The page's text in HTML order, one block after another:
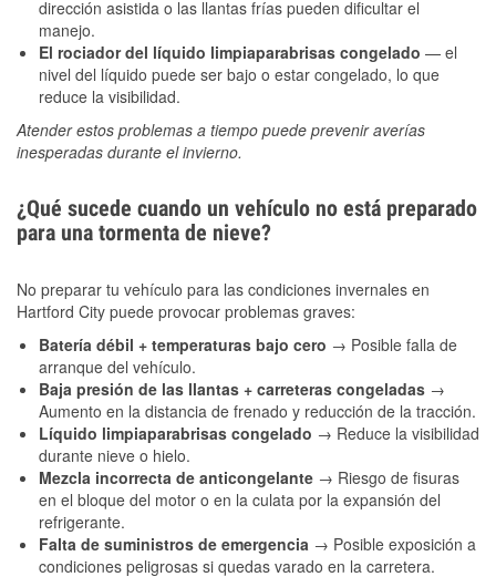
dirección asistida o las llantas frías pueden dificultar el
manejo.
El rociador del líquido limpiaparabrisas congelado — el
nivel del líquido puede ser bajo o estar congelado, lo que
reduce la visibilidad.
Atender estos problemas a tiempo puede prevenir averías
inesperadas durante el invierno.
¿Qué sucede cuando un vehículo no está preparado
para una tormenta de nieve?
No preparar tu vehículo para las condiciones invernales en
Hartford City puede provocar problemas graves:
Batería débil + temperaturas bajo cero → Posible falla de
arranque del vehículo.
Baja presión de las llantas + carreteras congeladas →
Aumento en la distancia de frenado y reducción de la tracción.
Líquido limpiaparabrisas congelado → Reduce la visibilidad
durante nieve o hielo.
Mezcla incorrecta de anticongelante → Riesgo de fisuras
en el bloque del motor o en la culata por la expansión del
refrigerante.
Falta de suministros de emergencia → Posible exposición a
condiciones peligrosas si quedas varado en la carretera.